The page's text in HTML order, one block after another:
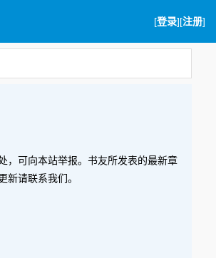
[登录][注册]
，可向本站举报。书友所发表的最新章
请联系我们。